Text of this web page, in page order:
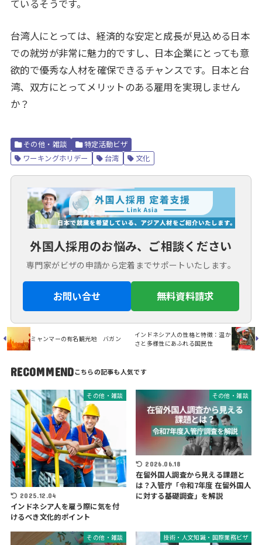
ているそうです。
台湾人にとっては、経済的な安定と成長が見込める日本
での就労が非常に魅力的ですし、日本企業にとっても意
欲的で優秀な人材を確保できるチャンスです。日本と台
湾、双方にとってメリットのある雇用を実現しません
か？
その他・雑談
特定活動ビザ
ワーキングホリデー
台湾 文化
外国人採用のお悩み、ご相談ください
専門家がビザの申請から定着までサポートいたします。
お問い合せ 無料資料請求
ミャンマーの有名観光地 バガン
インドネシア人の性格と特徴：温か
さと多様性にあふれる国民性
RECOMMEND
その他・雑談
2025.12.04
インドネシア人を雇う際に気を付
けるべき文化的ポイント
その他・雑談
2026.06.18
在留外国人調査から見える課題と
は？入管庁「令和7年度 在留外国人
に対する基礎調査」を解説
その他・雑談 技術・人文知識・国際業務ビザ